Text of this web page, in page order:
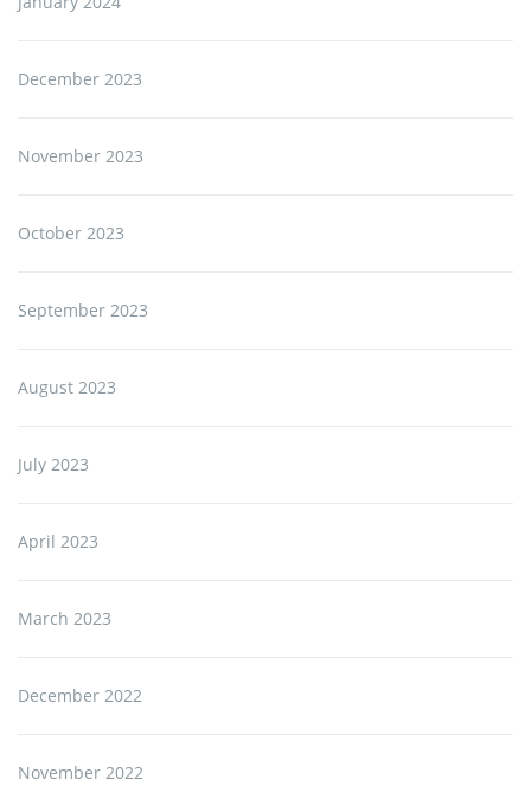
December 2023
November 2023
October 2023
September 2023
August 2023
July 2023
April 2023
March 2023
December 2022
November 2022